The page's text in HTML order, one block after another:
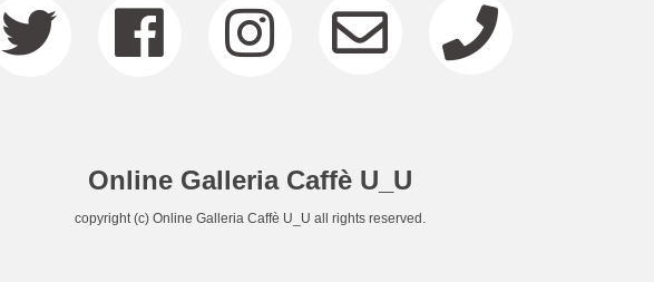
Online Galleria Caffè U_U
copyright (c) Online Galleria Caffè U_U all rights reserved.